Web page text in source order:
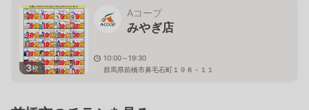
3枚
Aコープ
みやぎ店
10:00～19:30
群馬県前橋市鼻毛石町１９８－１１